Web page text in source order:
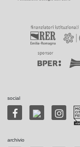
social
archivio